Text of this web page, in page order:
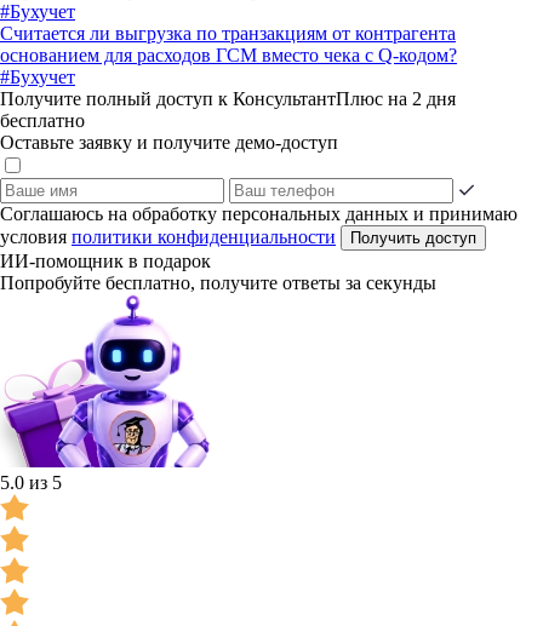
#Бухучет
Считается ли выгрузка по транзакциям от контрагента
основанием для расходов ГСМ вместо чека с Q-кодом?
#Бухучет
Получите полный доступ к КонсультантПлюс на 2 дня
бесплатно
Оставьте заявку и получите демо-доступ
Соглашаюсь на обработку персональных данных и принимаю
условия политики конфиденциальности Получить доступ
ИИ-помощник в подарок
Попробуйте бесплатно, получите ответы за секунды
5.0 из 5